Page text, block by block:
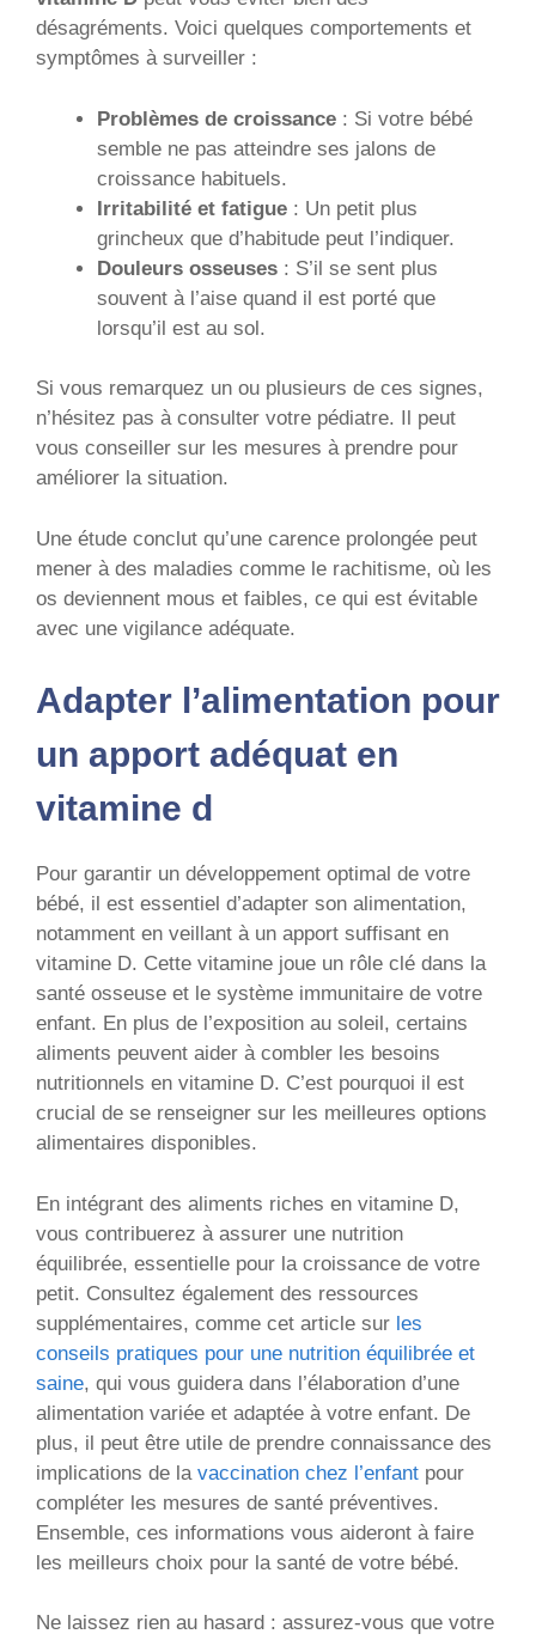
désagréments. Voici quelques comportements et
symptômes à surveiller :
Problèmes de croissance : Si votre bébé
semble ne pas atteindre ses jalons de
croissance habituels.
Irritabilité et fatigue : Un petit plus
grincheux que d’habitude peut l’indiquer.
Douleurs osseuses : S’il se sent plus
souvent à l’aise quand il est porté que
lorsqu’il est au sol.
Si vous remarquez un ou plusieurs de ces signes,
n’hésitez pas à consulter votre pédiatre. Il peut
vous conseiller sur les mesures à prendre pour
améliorer la situation.
Une étude conclut qu’une carence prolongée peut
mener à des maladies comme le rachitisme, où les
os deviennent mous et faibles, ce qui est évitable
avec une vigilance adéquate.
Adapter l’alimentation pour
un apport adéquat en
vitamine d
Pour garantir un développement optimal de votre
bébé, il est essentiel d’adapter son alimentation,
notamment en veillant à un apport suffisant en
vitamine D. Cette vitamine joue un rôle clé dans la
santé osseuse et le système immunitaire de votre
enfant. En plus de l’exposition au soleil, certains
aliments peuvent aider à combler les besoins
nutritionnels en vitamine D. C’est pourquoi il est
crucial de se renseigner sur les meilleures options
alimentaires disponibles.
En intégrant des aliments riches en vitamine D,
vous contribuerez à assurer une nutrition
équilibrée, essentielle pour la croissance de votre
petit. Consultez également des ressources
supplémentaires, comme cet article sur les
conseils pratiques pour une nutrition équilibrée et
saine, qui vous guidera dans l’élaboration d’une
alimentation variée et adaptée à votre enfant. De
plus, il peut être utile de prendre connaissance des
implications de la vaccination chez l’enfant pour
compléter les mesures de santé préventives.
Ensemble, ces informations vous aideront à faire
les meilleurs choix pour la santé de votre bébé.
Ne laissez rien au hasard : assurez-vous que votre